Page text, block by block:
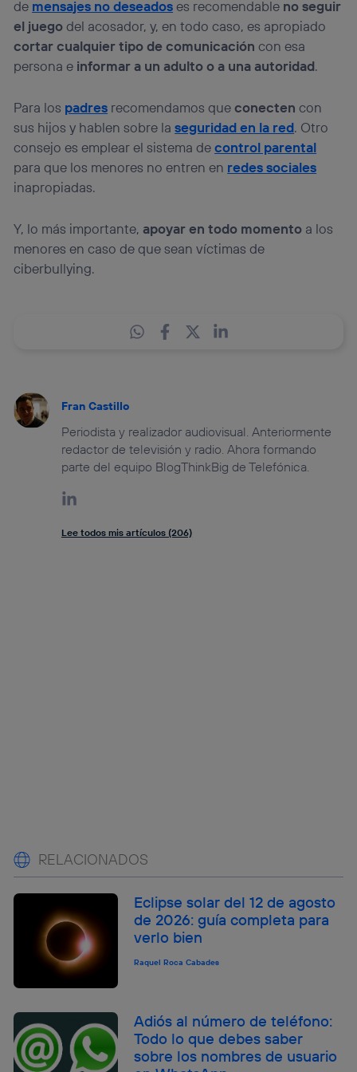
de mensajes no deseadoses recomendable no seguir
el juegodel acosador, y, en todo caso, es apropiado
cortar cualquier tipo de comunicación con esa
persona e informar a un adulto o a una autoridad.
Para los padres recomendamos queconecten con
sus hijos y hablen sobre laseguridad en la red. Otro
consejo es emplear el sistema decontrol parental
para que los menores no entren en redes sociales
inapropiadas.
Y, lo más importante, apoyar en todo momento a los
menores en caso de que sean víctimas de
ciberbullying.
Fran Castillo
Periodista y realizador audiovisual. Anteriormente
redactor de televisión y radio. Ahora formando
parte del equipo BlogThinkBig de Telefónica.
Lee todos mis artículos (206)
RELACIONADOS
Eclipse solar del 12 de agosto
de 2026: guía completa para
verlo bien
Raquel Roca Cabades
Adiós al número de teléfono:
Todo lo que debes saber
sobre los nombres de usuario